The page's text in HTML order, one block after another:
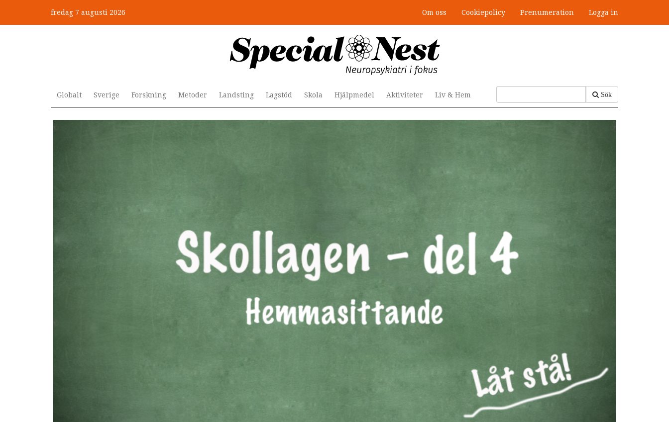
huvudinnehåll
fredag 7 augusti 2026 Om oss Cookiepolicy Prenumeration Logga in
Sök
Globalt Sverige Forskning Metoder Landsting Lagstöd Skola Hjälpmedel Aktiviteter Liv & Hem
”Jobbet gick bra – just därför togs stödet bort”